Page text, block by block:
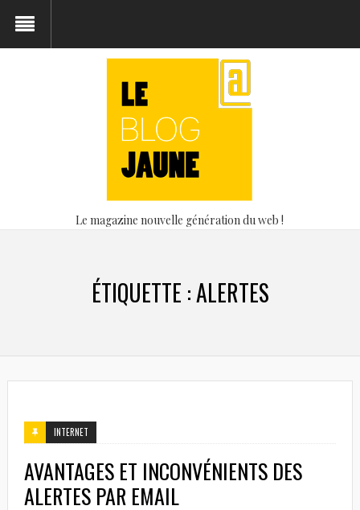
Le magazine nouvelle génération du web !
ÉTIQUETTE :ALERTES
INTERNET
AVANTAGES ET INCONVÉNIENTS DES
ALERTES PAR EMAIL